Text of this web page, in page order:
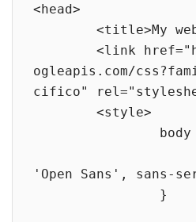
<head>
	<title>My website</title>
	<link href="https://fonts.go
ogleapis.com/
cifico"
	<style>
'Open Sans', sans-